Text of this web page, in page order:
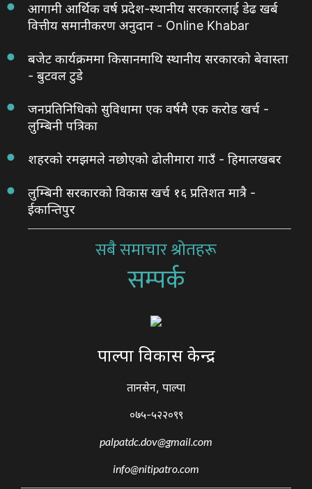
आगामी आर्थिक वर्ष प्रदेश-स्थानीय सरकारलाई डेढ खर्ब
वित्तीय समानीकरण अनुदान - Online Khabar
बजेट कार्यक्रममा किसानमाथि स्थानीय सरकारको बेवास्ता
- बुटवल टुडे
जनप्रतिनिधिको सुविधामा एक वर्षमै एक करोड खर्च -
लुम्बिनी पत्रिका
शहरको रमझमले नछोएको ढोलीमारा गाउँ - हिमालखबर
लुम्बिनी सरकारको विकास खर्च १६ प्रतिशत मात्रै -
ईकान्तिपुर
सबै समाचार श्रोतहरू
सम्पर्क
पाल्पा विकास केन्द्र
तानसेन, पाल्पा
०७५-५२२०९९
palpatdc.dov@gmail.com
info@nitipatro.com